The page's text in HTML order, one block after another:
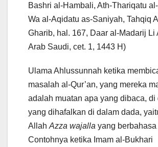
Bashri al-Hambali, Ath-Thariqatu
Wa al-Aqidatu as-Saniyah, Tahqiq
Gharib, hal. 167, Daar al-Madarij Li
Arab Saudi, cet. 1, 1443 H)
Ulama Ahlussunnah ketika
masalah al-Qur’an, yang mereka
adalah muatan apa yang dibaca, di
yang dihafalkan di dalam dada,
Allah Azza wajalla yang berbahasa
Contohnya ketika Imam al-Bukhari